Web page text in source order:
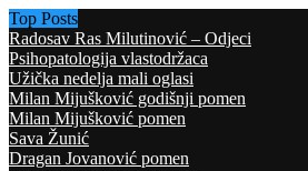
Top Posts
Radosav Ras Milutinović – Odjeci
Psihopatologija vlastodržaca
Užička nedelja mali oglasi
Milan Mijušković godišnji pomen
Milan Mijušković pomen
Sava Žunić
Dragan Jovanović pomen